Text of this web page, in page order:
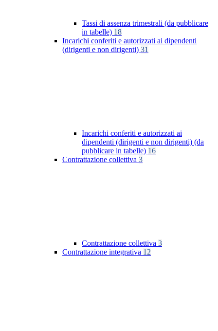
Tassi di assenza trimestrali (da pubblicare
in tabelle) 18
Incarichi conferiti e autorizzati ai dipendenti
(dirigenti e non dirigenti) 31
Incarichi conferiti e autorizzati ai
dipendenti (dirigenti e non dirigenti) (da
pubblicare in tabelle) 16
Contrattazione collettiva 3
Contrattazione collettiva 3
Contrattazione integrativa 12